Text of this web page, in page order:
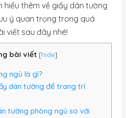
hiểu thêm về giấy dán tường
ý quan trọng trong quá
viết sau đây nhé!
bài viết [hide]
ngủ là gì?
dán tường để trang trí
tường phòng ngủ so với